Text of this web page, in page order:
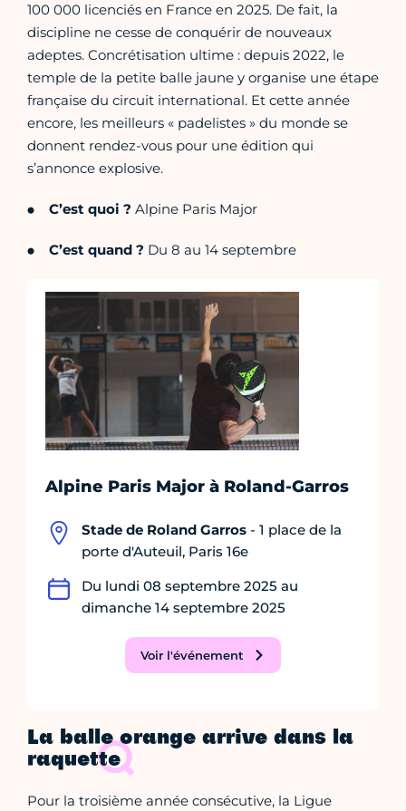
100 000 licenciés en France en 2025. De fait, la
discipline ne cesse de conquérir de nouveaux
adeptes. Concrétisation ultime : depuis 2022, le
temple de la petite balle jaune y organise une étape
française du circuit international. Et cette année
encore, les meilleurs « padelistes » du monde se
donnent rendez-vous pour une édition qui
s’annonce explosive.
C’est quoi ? Alpine Paris Major
C’est quand ? Du 8 au 14 septembre
Alpine Paris Major à Roland-Garros
Stade de Roland Garros - 1 place de la
porte d'Auteuil, Paris 16e
Du lundi 08 septembre 2025 au
dimanche 14 septembre 2025
Voir l'événement
La balle orange arrive dans la
raquette
Pour la troisième année consécutive, la Ligue